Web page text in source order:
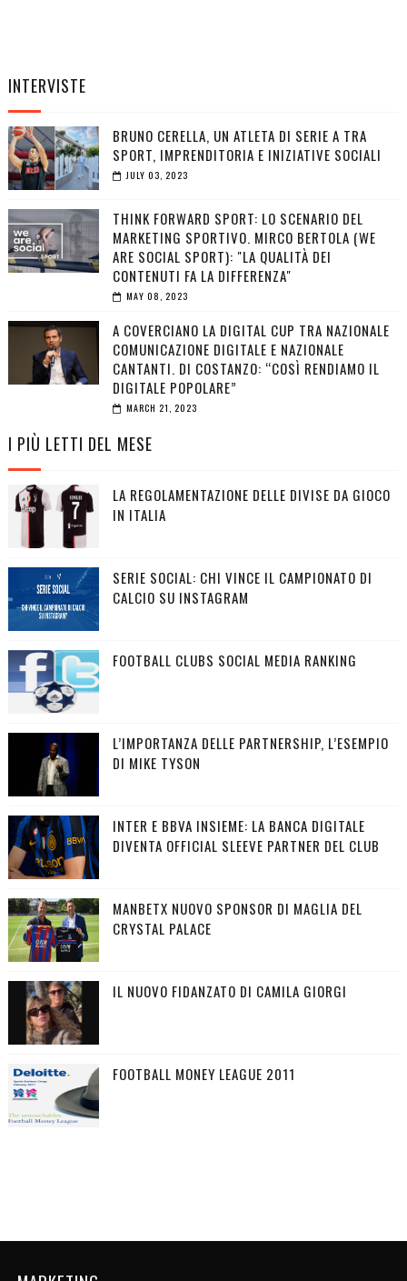
INTERVISTE
BRUNO CERELLA, UN ATLETA DI SERIE A TRA
SPORT, IMPRENDITORIA E INIZIATIVE SOCIALI
JULY 03, 2023
THINK FORWARD SPORT: LO SCENARIO DEL
MARKETING SPORTIVO. MIRCO BERTOLA (WE
ARE SOCIAL SPORT): "LA QUALITÀ DEI
CONTENUTI FA LA DIFFERENZA"
MAY 08, 2023
A COVERCIANO LA DIGITAL CUP TRA NAZIONALE
COMUNICAZIONE DIGITALE E NAZIONALE
CANTANTI. DI COSTANZO: “COSÌ RENDIAMO IL
DIGITALE POPOLARE”
MARCH 21, 2023
I PIÙ LETTI DEL MESE
LA REGOLAMENTAZIONE DELLE DIVISE DA GIOCO
IN ITALIA
SERIE SOCIAL: CHI VINCE IL CAMPIONATO DI
CALCIO SU INSTAGRAM
FOOTBALL CLUBS SOCIAL MEDIA RANKING
L’IMPORTANZA DELLE PARTNERSHIP, L’ESEMPIO
DI MIKE TYSON
INTER E BBVA INSIEME: LA BANCA DIGITALE
DIVENTA OFFICIAL SLEEVE PARTNER DEL CLUB
MANBETX NUOVO SPONSOR DI MAGLIA DEL
CRYSTAL PALACE
IL NUOVO FIDANZATO DI CAMILA GIORGI
FOOTBALL MONEY LEAGUE 2011